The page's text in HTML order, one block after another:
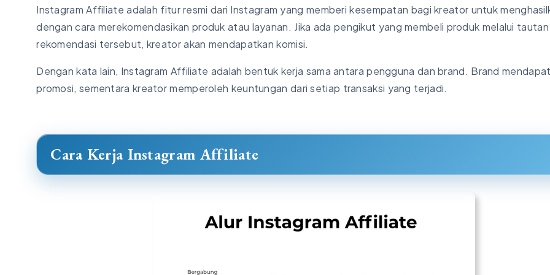
Instagram Affiliate adalah fitur resmi dari Instagram yang memberi kesempatan bagi kreator untuk
dengan cara merekomendasikan produk atau layanan. Jika ada pengikut yang membeli produk melalui
rekomendasi tersebut, kreator akan mendapatkan komisi.
Dengan kata lain, Instagram Affiliate adalah bentuk kerja sama antara pengguna dan brand. Brand
promosi, sementara kreator memperoleh keuntungan dari setiap transaksi yang terjadi.
Cara Kerja Instagram Affiliate